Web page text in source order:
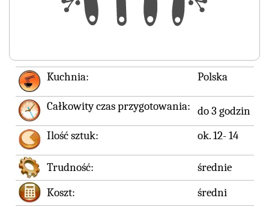
Kuchnia: Polska
Całkowity czas przygotowania: do 3 godzin
Ilość sztuk:
ok. 12- 14
Trudność:
średnie
Koszt:
średni